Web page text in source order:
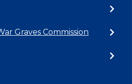
Graves Commission